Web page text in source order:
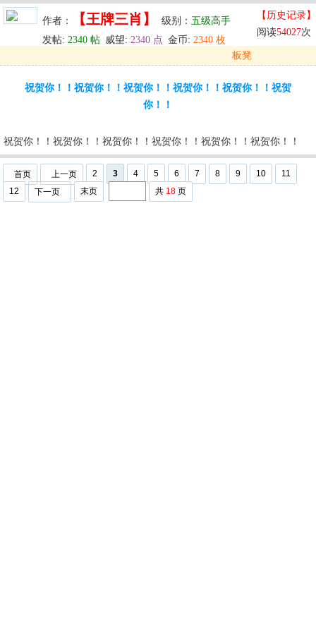
作者： 【王牌三肖】 级别： 五级高手
发帖: 2340 帖 威望: 2340 点 金币: 2340 枚
【历史记录】
阅读54027次
板凳
回复 u 编辑 u
祝贺你！！祝贺你！！祝贺你！！祝贺你！！祝贺你！！祝贺
你！！
祝贺你！！祝贺你！！祝贺你！！祝贺你！！祝贺你！！祝贺你！！
首页 上一页 2 3 4 5 6 7 8 9 10
11
12
下一页 末页 共 18 页